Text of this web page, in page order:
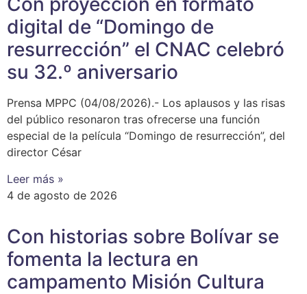
digital de “Domingo de
resurrección” el CNAC celebró
su 32.º aniversario
Prensa MPPC (04/08/2026).- Los aplausos y las risas
del público resonaron tras ofrecerse una función
especial de la película “Domingo de resurrección”, del
director César
Leer más »
4 de agosto de 2026
Con historias sobre Bolívar se
fomenta la lectura en
campamento Misión Cultura